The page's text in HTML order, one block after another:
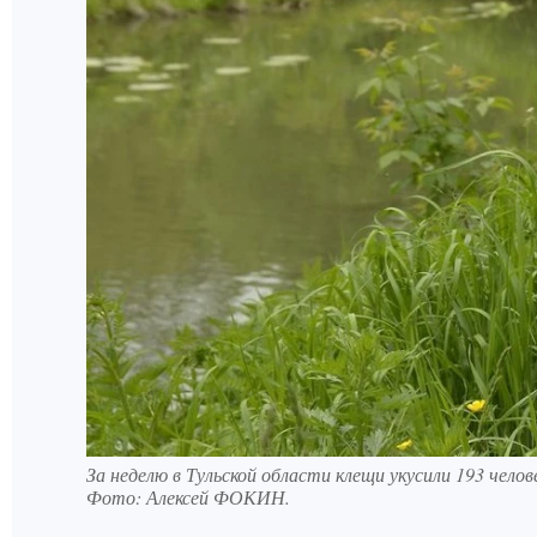
За неделю в Тульской области клещи укусили 193
Фото: Алексей ФОКИН.